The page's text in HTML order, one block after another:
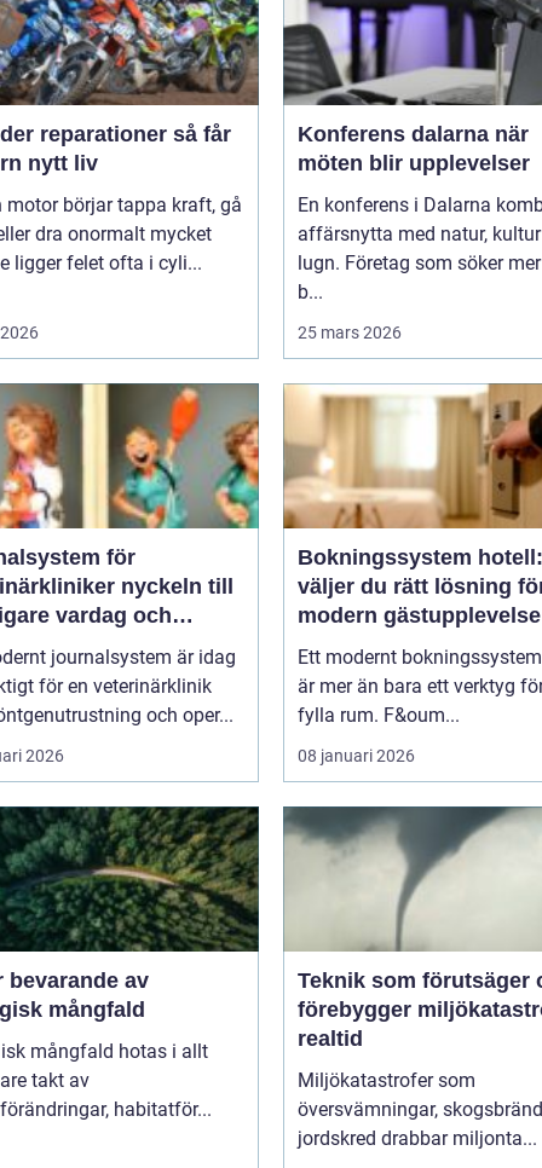
reparationer så får
nytt liv
motor börjar tappa kraft, gå
dra onormalt mycket
ligger felet ofta i cyli...
Konferens dalarna när
möten blir upplevelser
En konferens i Dalarna
affärsnytta med natur,
lugn. Företag som söker
b...
25 mars 2026
för
nyckeln till
vardag och
vård
journalsystem är idag
för en veterinärklinik
och oper...
2026
Bokningssystem
väljer du rätt lösning
modern gästupplevelse
Ett modernt
är mer än bara ett verktyg
fylla rum. F&oum...
08 januari 2026
bevarande av
mångfald
mångfald hotas i allt
takt av
habitatför...
Teknik som förutsäger
förebygger
realtid
Miljökatastrofer som
översvämningar,
jordskred drabbar miljonta...